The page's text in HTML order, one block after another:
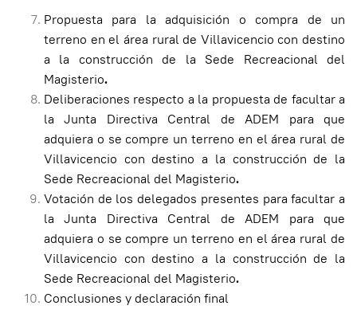
Propuesta para la adquisición o compra de un
terreno en el área rural de Villavicencio con destino
a la construcción de la Sede Recreacional del
Magisterio.
Deliberaciones respecto a la propuesta de facultar a
la Junta Directiva Central de ADEM para que
adquiera o se compre un terreno en el área rural de
Villavicencio con destino a la construcción de la
Sede Recreacional del Magisterio.
Votación de los delegados presentes para facultar a
la Junta Directiva Central de ADEM para que
adquiera o se compre un terreno en el área rural de
Villavicencio con destino a la construcción de la
Sede Recreacional del Magisterio.
Conclusiones y declaración final